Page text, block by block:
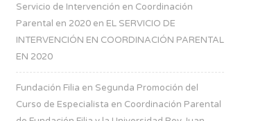
Servicio de Intervención en Coordinación
Parental en 2020 en EL SERVICIO DE
INTERVENCIÓN EN COORDINACIÓN PARENTAL
EN 2020
Fundación Filia en Segunda Promoción del
Curso de Especialista en Coordinación Parental